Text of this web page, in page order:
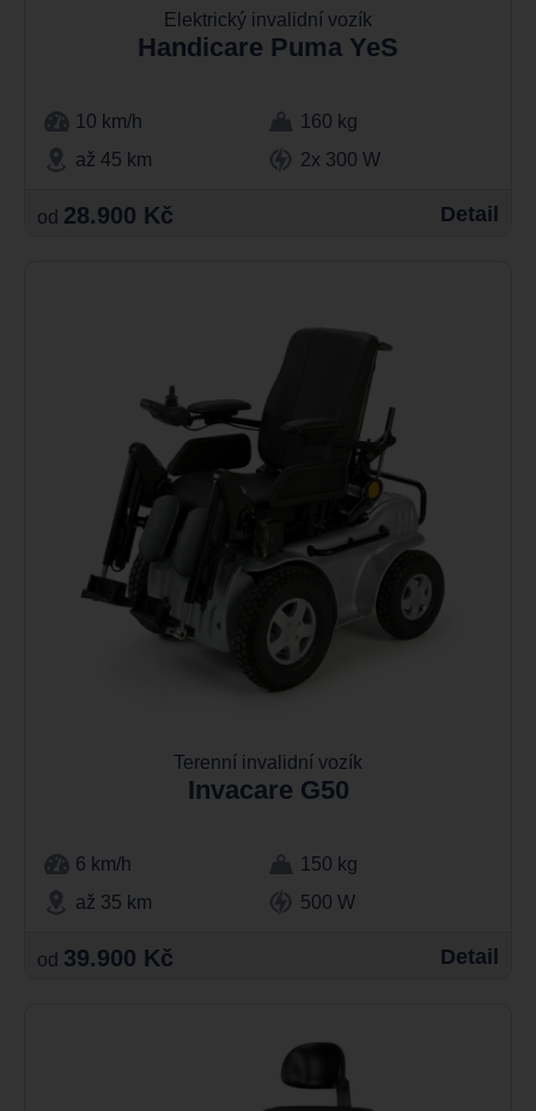
Elektrický invalidní vozík
Handicare Puma YeS
10 km/h
160 kg
až 45 km
2x 300 W
od 28.900 Kč Detail
Terenní invalidní vozík
Invacare G50
6 km/h
150 kg
až 35 km
500 W
od 39.900 Kč Detail